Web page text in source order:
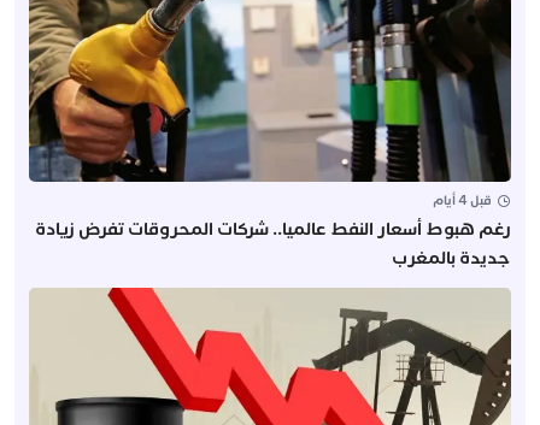
قبل 4 أيام
رغم هبوط أسعار النفط عالميا.. شركات المحروقات تفرض زيادة
جديدة بالمغرب